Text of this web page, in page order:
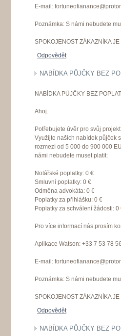
E-mail:
Poznámka: S námi nebudete
SPOKOJENOST ZÁKAZNÍKA
Odpovědět
NABÍDKA PŮJČKY BEZ
NABÍDKA PŮJČKY BEZ
Ahoj.
Potřebujete úvěr pro svůj
Využijte našich nabídek půjček
rozmezí od 5 000 do 900 000
námi nebudete muset platit:
Notářské poplatky: 0 €
Smluvní poplatky: 0 €
Odměna advokáta: 0 €
Poplatky za přihlášku: 0 €
Poplatky za schválení žádosti: 0
Pro více informací nás prosím
Aplikace Watson: +33 7 53 78
E-mail:
Poznámka: S námi nebudete
SPOKOJENOST ZÁKAZNÍKA
Odpovědět
NABÍDKA PŮJČKY BEZ